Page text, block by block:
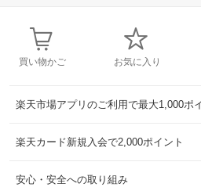
買い物かご お気に入り
楽天市場アプリのご利用で最大1,000ポ
楽天カード新規入会で2,000ポイント
安心・安全への取り組み